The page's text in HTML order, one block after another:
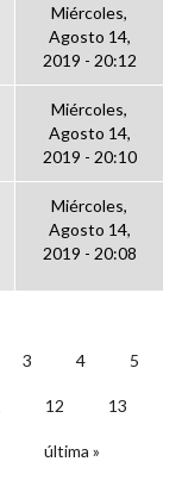
Miércoles,
Agosto 14,
2019 - 20:12
Miércoles,
Agosto 14,
2019 - 20:10
Miércoles,
Agosto 14,
2019 - 20:08
3 4 5
12 13
última »